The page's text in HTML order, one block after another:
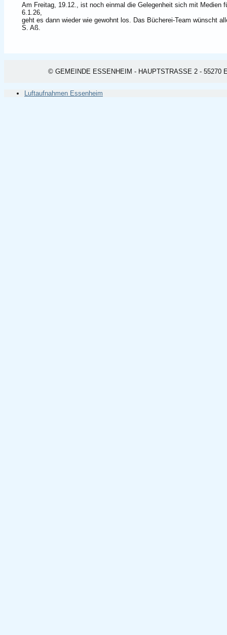
Am Freitag, 19.12., ist noch einmal die Gelegenheit sich mit Medien
6.1.26,
geht es dann wieder wie gewohnt los. Das Bücherei-Team wünscht
S. Aß.
© GEMEINDE ESSENHEIM - HAUPTSTRASSE 2 - 55270
Luftaufnahmen Essenheim